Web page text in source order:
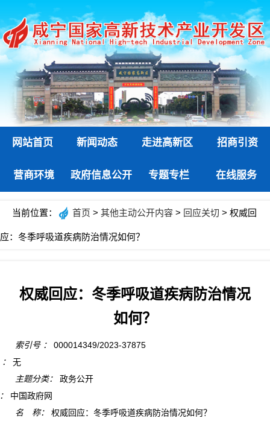
网站首页 新闻动态 走进高新区 招商引资
营商环境 政府信息公开 专题专栏 在线服务
当前位置： 首页 > 其他主动公开内容 > 回应关切 > 权威回
应：冬季呼吸道疾病防治情况如何？
权威回应：冬季呼吸道疾病防治情况
如何？
索引号 ：
000014349/2023-37875
无
主题分类：
政务公开
中国政府网
名 称：
权威回应：冬季呼吸道疾病防治情况如何？